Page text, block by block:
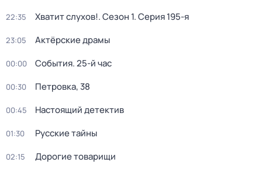
22:35 Хватит слухов!. Сезон 1. Серия 195-я
23:05 Актёрские драмы
00:00 События. 25-й час
00:30 Петровка, 38
00:45 Настоящий детектив
01:30 Русские тайны
02:15 Дорогие товарищи